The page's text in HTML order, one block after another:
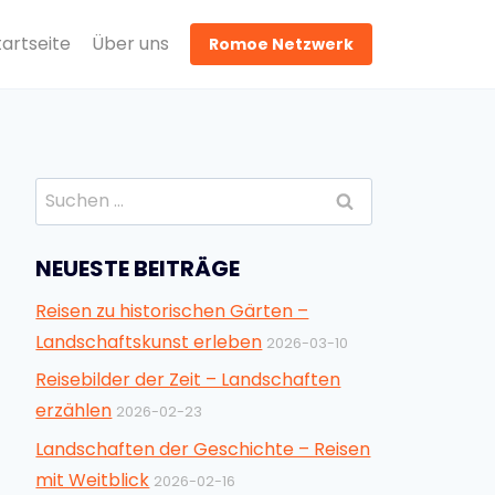
Über uns Romoe Netzwerk
Suchen
nach:
NEUESTE BEITRÄGE
Reisen zu historischen Gärten –
Landschaftskunst erleben 2026-03-10
Reisebilder der Zeit – Landschaften
erzählen 2026-02-23
Landschaften der Geschichte – Reisen
mit Weitblick 2026-02-16